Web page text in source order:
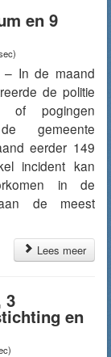
en 9
– In de maand
de politie
of pogingen
gemeente
eerder 149
incident kan
in de
de meest
Lees meer
3
en